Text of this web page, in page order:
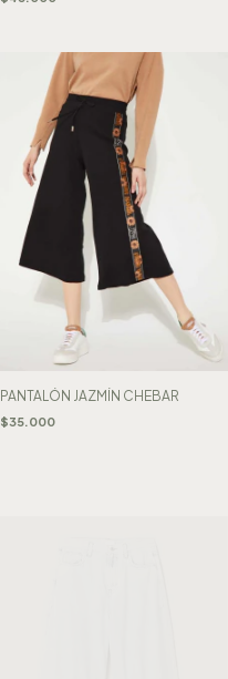
PANTALÓN JAZMÍN CHEBAR
$35.000